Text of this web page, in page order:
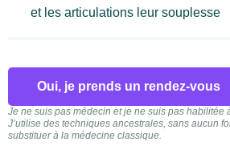
et les articulations leur souplesse
Oui, je prends un rendez-vous
Je ne suis pas médecin et je ne suis pas habilitée
J’utilise des techniques ancestrales, sans aucun
substituer à la médecine classique.